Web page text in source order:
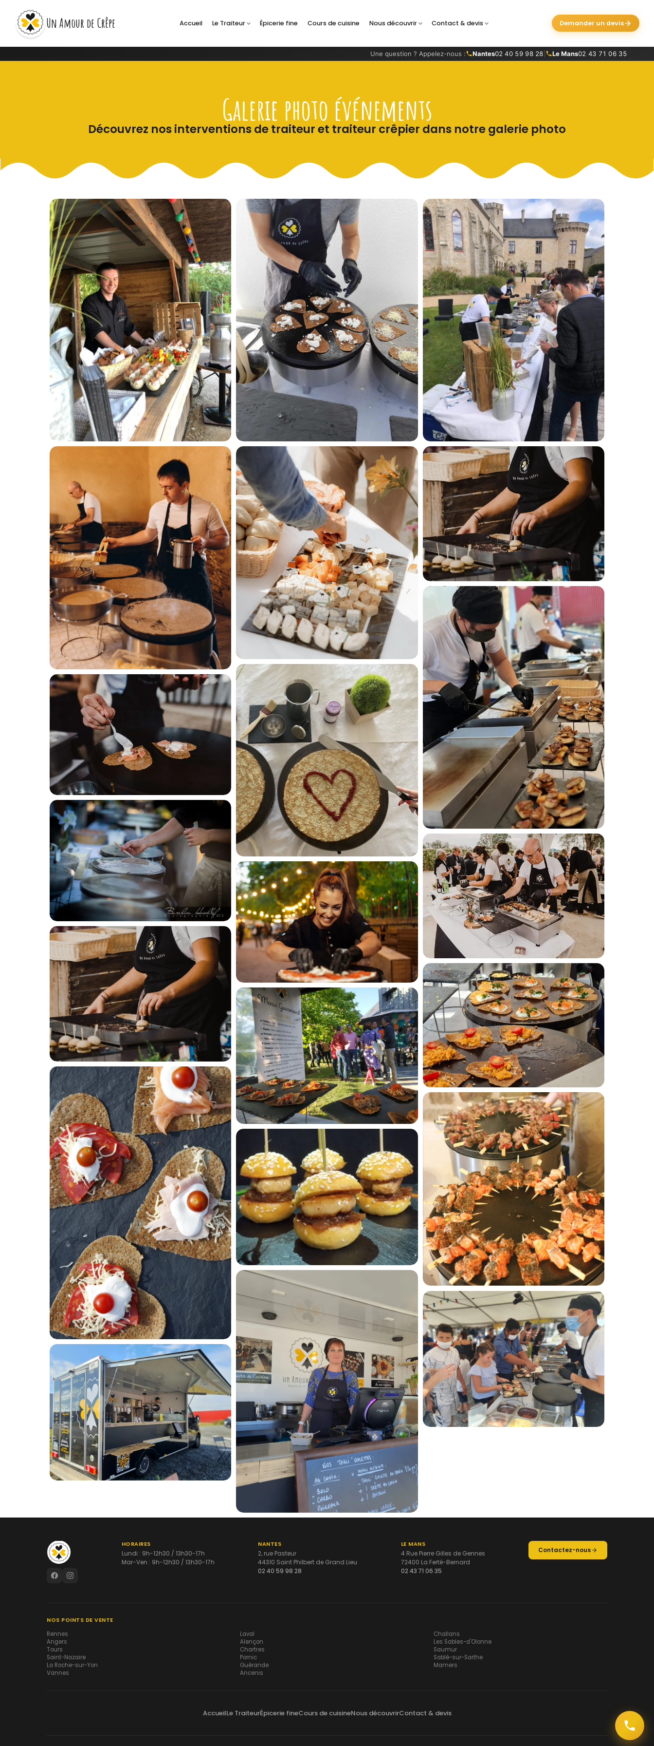
Une question ? Appelez-nous : Nantes02 40 59 98 28 Le Mans02 43 71 06 35
Un Amour de Crêpe Accueil Le Traiteur Épicerie fine Cours de cuisine Nous découvrir Contact & devis Demander un devis
Galerie photo événements
Découvrez nos interventions de traiteur et traiteur crêpier dans notre galerie photo
HORAIRES
Lundi : 9h-12h30 / 13h30-17h
Mar-Ven : 9h-12h30 / 13h30-17h
NANTES
2, rue Pasteur
44310 Saint Philbert de Grand Lieu
02 40 59 98 28
LE MANS
4 Rue Pierre Gilles de Gennes
72400 La Ferté-Bernard
02 43 71 06 35
Contactez-nous
NOS POINTS DE VENTE
Rennes
Angers
Tours
Saint-Nazaire
La Roche-sur-Yon
Vannes
Laval
Alençon
Chartres
Pornic
Guérande
Ancenis
Challans
Les Sables-d'Olonne
Saumur
Sablé-sur-Sarthe
Mamers
AccueilLe TraiteurÉpicerie fineCours de cuisineNous découvrirContact & devis